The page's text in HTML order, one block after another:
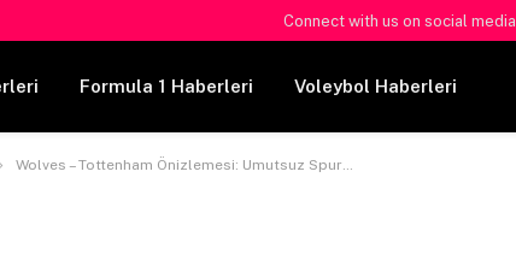
Connect with us on social media
Formula 1 Haberleri Voleybol Haberleri
Wolves – Tottenham Önizlemesi: Umutsuz Spurs, 3 Rahatlama Puanı Arayan Wolves’u Ziyaret Etti